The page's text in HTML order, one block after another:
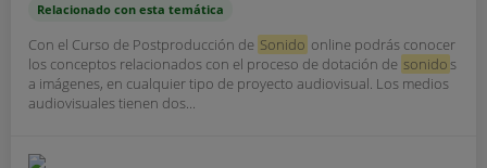
Relacionado con esta temática
Con el Curso de Postproducción de Sonido online podrás conocer
los conceptos relacionados con el proceso de dotación de sonidos
a imágenes, en cualquier tipo de proyecto audiovisual. Los medios
audiovisuales tienen dos...